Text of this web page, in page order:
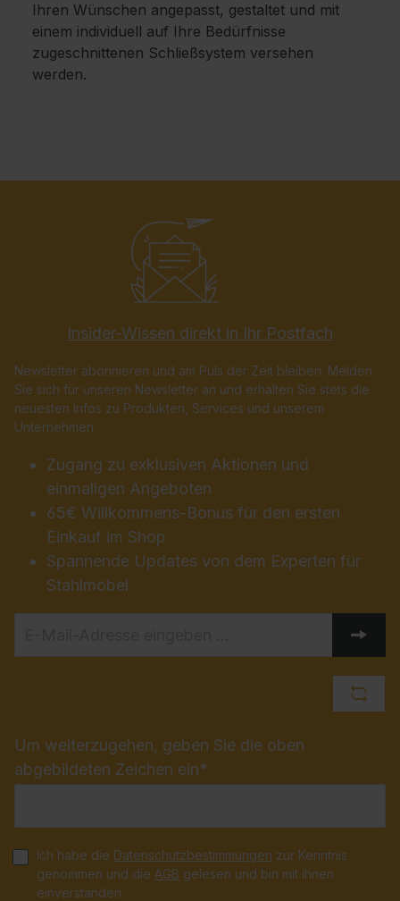
Ihren Wünschen angepasst, gestaltet und mit
einem individuell auf Ihre Bedürfnisse
zugeschnittenen Schließsystem versehen
werden.
Insider-Wissen direkt in Ihr Postfach
Newsletter abonnieren und am Puls der Zeit bleiben: Melden
Sie sich für unseren Newsletter an und erhalten Sie stets die
neuesten Infos zu Produkten, Services und unserem
Unternehmen.
Zugang zu exklusiven Aktionen und
einmaligen Angeboten
65€ Willkommens-Bonus für den ersten
Einkauf im Shop
Spannende Updates von dem Experten für
Stahlmöbel
Um weiterzugehen, geben Sie die oben
abgebildeten Zeichen ein*
Ich habe die Datenschutzbestimmungen zur Kenntnis
genommen und die AGB gelesen und bin mit ihnen
einverstanden.